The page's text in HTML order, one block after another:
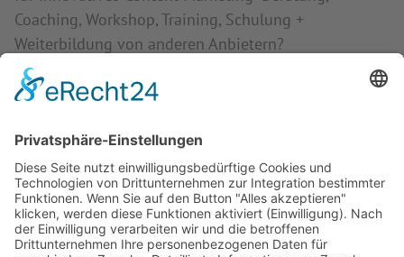
Coaching, Workshop, Training, Schulung +
Weiterbildung von anderen Anbietern?
1. Relevanz-Garantie
Wir passen den Inhalt spezifisch an die Bedürfnisse
jedes Teilnehmers an. Irrelevante Themen werden
ausgespart, um den größtmöglichen Nutzen zu
garantieren.
Bereits vor den Firmenseminaren und nochmals zu